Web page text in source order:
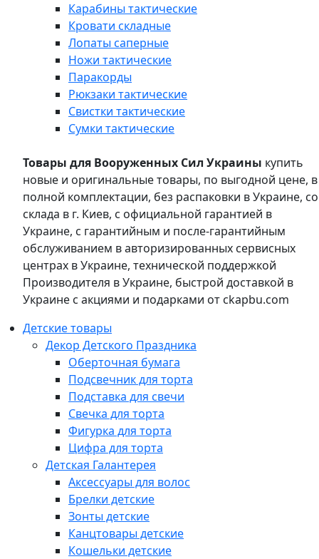
Карабины тактические
Кровати складные
Лопаты саперные
Ножи тактические
Паракорды
Рюкзаки тактические
Свистки тактические
Сумки тактические
Товары для Вооруженных Сил Украины купить
новые и оригинальные товары, по выгодной цене, в
полной комплектации, без распаковки в Украине, со
склада в г. Киев, с официальной гарантией в
Украине, с гарантийным и после-гарантийным
обслуживанием в авторизированных сервисных
центрах в Украине, технической поддержкой
Производителя в Украине, быстрой доставкой в
Украине с акциями и подарками от ckapbu.com
Детские товары
Декор Детского Праздника
Оберточная бумага
Подсвечник для торта
Подставка для свечи
Свечка для торта
Фигурка для торта
Цифра для торта
Детская Галантерея
Аксессуары для волос
Брелки детские
Зонты детские
Канцтовары детские
Кошельки детские